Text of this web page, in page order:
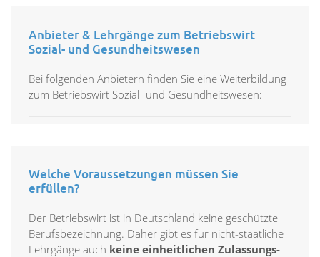
Anbieter & Lehrgänge zum Betriebswirt
Sozial- und Gesundheitswesen
Bei folgenden Anbietern finden Sie eine Weiterbildung
zum Betriebswirt Sozial- und Gesundheitswesen:
Welche Voraussetzungen müssen Sie
erfüllen?
Der Betriebswirt ist in Deutschland keine geschützte
Berufsbezeichnung. Daher gibt es für nicht-staatliche
Lehrgänge auch keine einheitlichen Zulassungs-